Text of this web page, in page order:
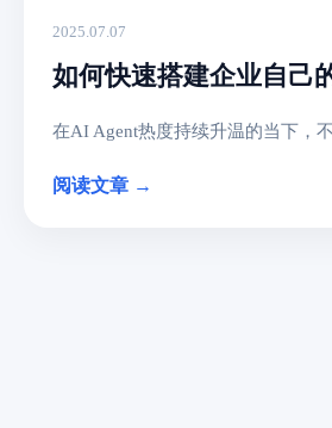
2025.07.07
如何快速搭建企业自己
在AI Agent热度持续升温的当下，
阅读文章 →